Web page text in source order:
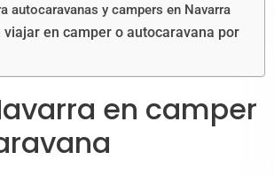
autocaravanas y campers en Navarra
viajar en camper o autocaravana por
en camper